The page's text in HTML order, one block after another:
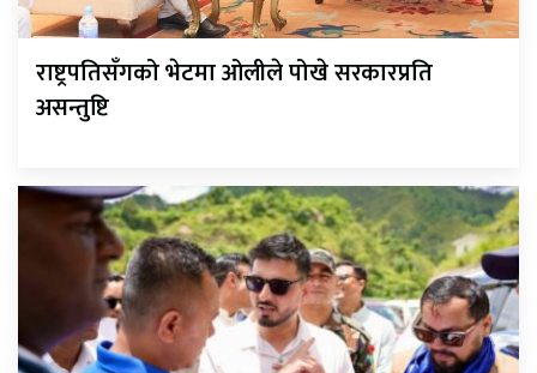
राष्ट्रपतिसँगको भेटमा ओलीले पोखे सरकारप्रति
असन्तुष्टि